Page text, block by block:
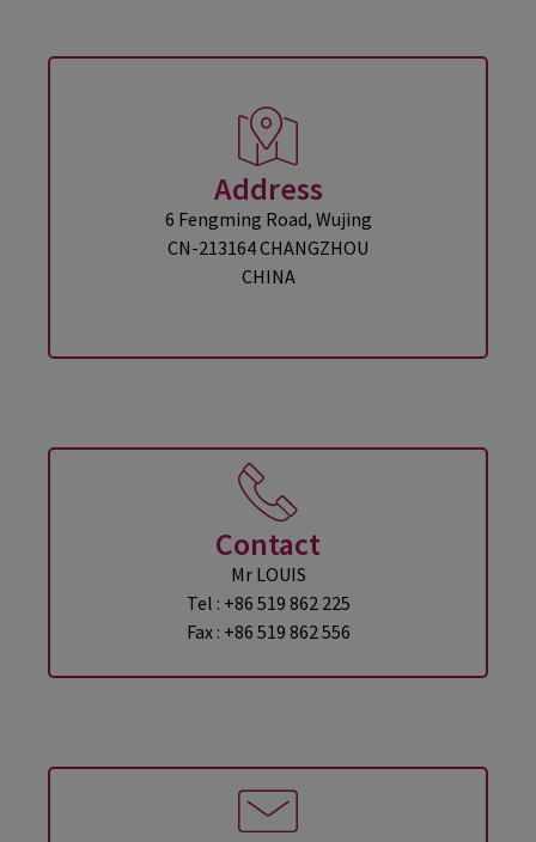
Address
6 Fengming Road, Wujing
CN-213164 CHANGZHOU
CHINA
Contact
Mr LOUIS
Tel : +86 519 862 225
Fax : +86 519 862 556